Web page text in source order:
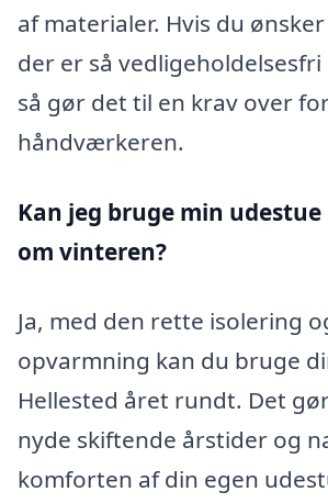
af materialer. Hvis du
der er så
så gør det til en krav over
håndværkeren.
Kan jeg bruge min udestue
om vinteren?
Ja, med den rette isolering
opvarmning kan du bruge
Hellested året rundt. Det
nyde skiftende årstider og
komforten af din egen